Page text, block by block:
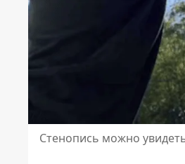
Стенопись можно